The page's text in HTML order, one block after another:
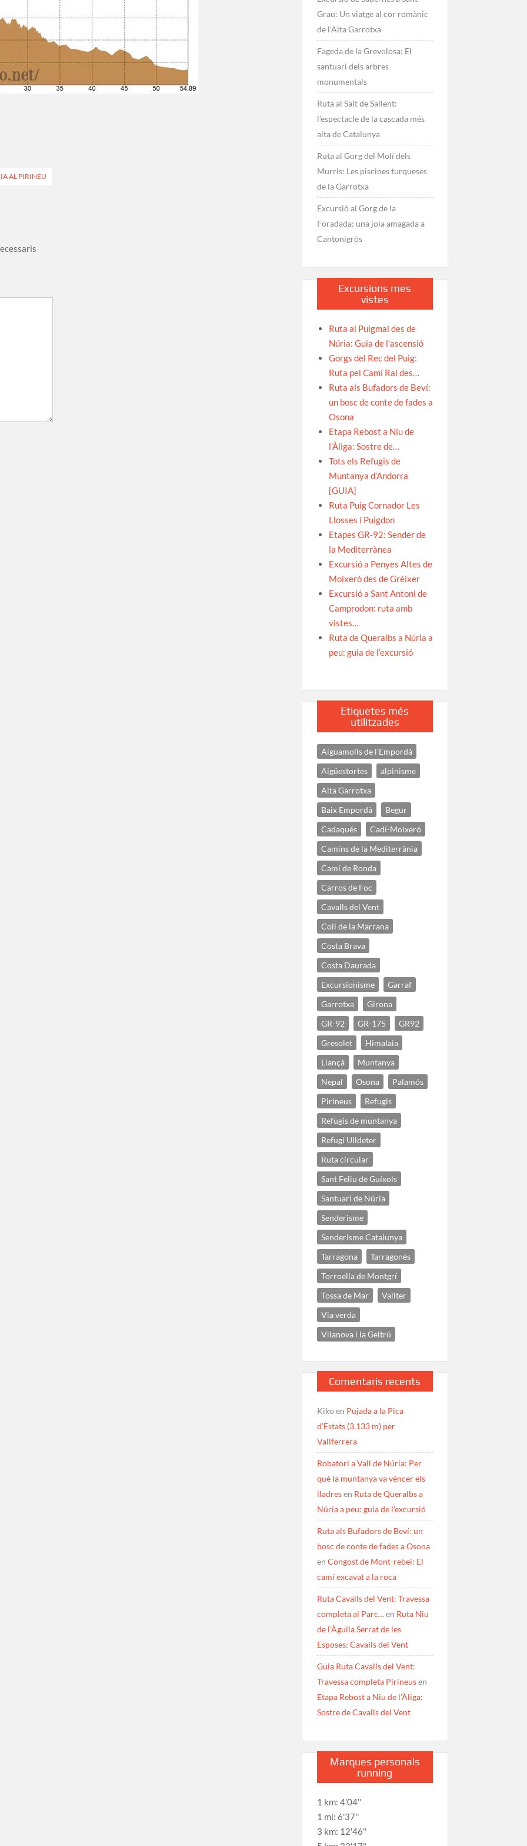
AL PIRINEU
Grau: Un viatge al cor romànic
de l’Alta Garrotxa
Fageda de la Grevolosa: El
santuari dels arbres
monumentals
Ruta al Salt de Sallent:
l’espectacle de la cascada més
alta de Catalunya
Ruta al Gorg del Molí dels
Murris: Les piscines turqueses
de la Garrotxa
Excursió al Gorg de la
Foradada: una joia amagada a
Cantonigròs
Excursions mes
vistes
Ruta al Puigmal des de
Núria: Guia de l’ascensió
Gorgs del Rec del Puig:
Ruta pel Camí Ral des…
Ruta als Bufadors de Beví:
un bosc de conte de fades a
Osona
Etapa Rebost a Niu de
l’Àliga: Sostre de…
Tots els Refugis de
Muntanya d’Andorra
[GUIA]
Ruta Puig Cornador Les
Llosses i Puigdon
Etapes GR-92: Sender de
la Mediterrànea
Excursió a Penyes Altes de
Moixeró des de Gréixer
Excursió a Sant Antoni de
Camprodon: ruta amb
vistes…
Ruta de Queralbs a Núria a
peu: guia de l’excursió
Etiquetes més
utilitzades
Aiguamolls de l'Empordà
Aigüestortes
alpinisme
Alta Garrotxa
Baix Empordà
Begur
Cadaqués
Cadí-Moixeró
Camins de la Mediterrània
Camí de Ronda
Carros de Foc
Cavalls del Vent
Coll de la Marrana
Costa Brava
Costa Daurada
Excursionisme
Garraf
Garrotxa
Girona
GR-92
GR-175
GR92
Gresolet
Himalaia
Llançà
Muntanya
Nepal
Osona
Palamós
Pirineus
Refugis
Refugis de muntanya
Refugi Ulldeter
Ruta circular
Sant Feliu de Guíxols
Santuari de Núria
Senderisme
Senderisme Catalunya
Tarragona
Tarragonès
Torroella de Montgrí
Tossa de Mar
Vallter
Via verda
Vilanova i la Geltrú
Comentaris recents
Kikoen Pujada a la Pica
d’Estats (3.133 m) per
Vallferrera
Robatori a Vall de Núria: Per
què la muntanya va vèncer els
lladresen Ruta de Queralbs a
Núria a peu: guia de l’excursió
Ruta als Bufadors de Beví: un
bosc de conte de fades a Osona
en Congost de Mont-rebei: El
camí excavat a la roca
Ruta Cavalls del Vent: Travessa
completa al Parc…en Ruta Niu
de l’Àguila Serrat de les
Esposes: Cavalls del Vent
Guia Ruta Cavalls del Vent:
Travessa completa Pirineusen
Etapa Rebost a Niu de l’Àliga:
Sostre de Cavalls del Vent
Marques personals
running
1 km: 4'04''
1 mi: 6'37''
3 km: 12'46''